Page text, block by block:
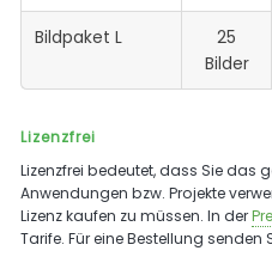
Bildpaket L
25
Bilder
Lizenzfrei
Lizenzfrei bedeutet, dass Sie das
Anwendungen bzw. Projekte
Lizenz kaufen zu müssen. In der
Tarife. Für eine Bestellung senden